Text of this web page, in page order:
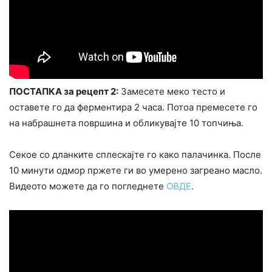
ПОСТАПКА за рецепт 2: Замесете меко тесто и
оставете го да ферментира 2 часа. Потоа премесете го
на набрашнета површина и обликувајте 10 топчиња.
Секое со дланките сплескајте го како палачинка. После
10 минути одмор пржете ги во умерено загреано масло.
Видеото можете да го погледнете ОВДЕ.